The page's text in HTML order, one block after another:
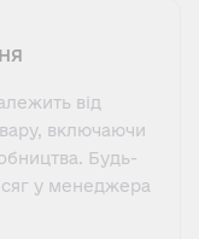
від
включаючи
Будь-
у менеджера